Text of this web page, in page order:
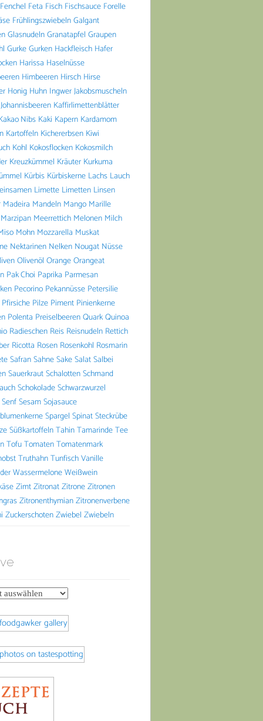
Fenchel Feta Fisch Fischsauce Forelle
FrühlingszwiebelnGalgant
GlasnudelnGranatapfel Graupen
GurkeGurken Hackfleisch Hafer
Harissa Haselnüsse
Himbeeren Hirsch Hirse
Honig Huhn IngwerJakobsmuscheln
Johannisbeeren Kaffirlimettenblätter
Nibs Kaki Kapern Kardamom
Kartoffeln Kichererbsen Kiwi
Kohl Kokosflocken Kokosmilch
Kreuzkümmel Kräuter Kurkuma
Kürbis Kürbiskerne Lachs Lauch
Limette Limetten Linsen
Madeira Mandeln Mango Marille
Marzipan Meerrettich Melonen Milch
Mohn Mozzarella Muskat
Nektarinen Nelken Nougat Nüsse
Olivenöl OrangeOrangeat
Pak Choi Paprika Parmesan
Pecorino Pekannüsse Petersilie
Pfirsiche Pilze Piment Pinienkerne
Polenta PreiselbeerenQuarkQuinoa
Radieschen Reis Reisnudeln Rettich
Ricotta Rosen Rosenkohl Rosmarin
SafranSahneSakeSalatSalbei
SauerkrautSchalottenSchmand
SchokoladeSchwarzwurzel
SenfSesamSojasauce
Spargel SpinatSteckrübe
SüßkartoffelnTahinTamarindeTee
TofuTomatenTomatenmark
TruthahnTunfischVanille
WassermeloneWeißwein
ZimtZitronatZitroneZitronen
ZitronenthymianZitronenverbene
ZuckerschotenZwiebel Zwiebeln